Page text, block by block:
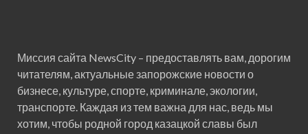
Миссия сайта NewsCity – предоставлять вам, дорогим
читателям, актуальные запорожские новости о
бизнесе, культуре, спорте, криминале, экологии,
транспорте. Каждая из тем важна для нас, ведь мы
хотим, чтобы родной город казацкой славы был